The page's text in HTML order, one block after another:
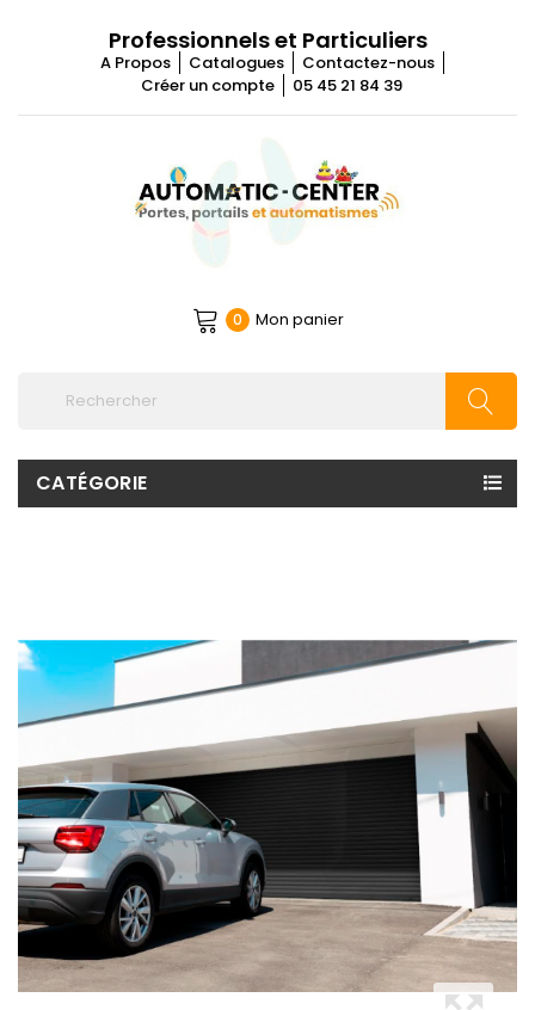
Professionnels et Particuliers
A Propos Catalogues
Contactez-nous
Créer un compte
05 45 21 84 39
0 Mon panier
CATÉGORIE